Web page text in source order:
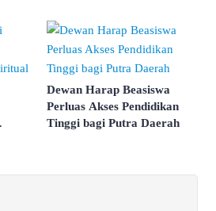
Dewan Harap Beasiswa
Perluas Akses Pendidikan
Tinggi bagi Putra Daerah